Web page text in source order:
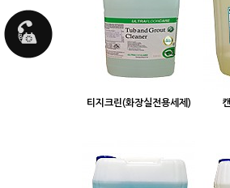
티지크린(화장실전용세제)